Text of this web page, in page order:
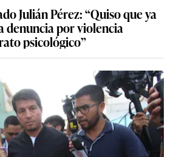
Julián Pérez: “Quiso que ya
denuncia por violencia
psicológico”